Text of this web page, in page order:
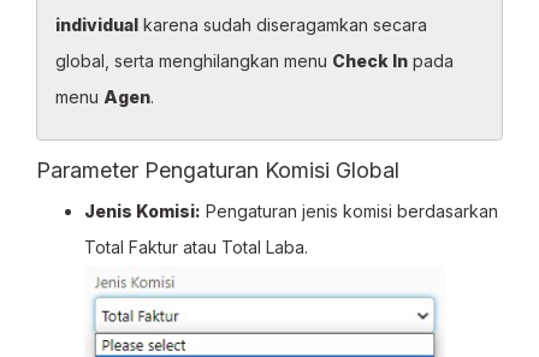
individual karena sudah diseragamkan secara
global, serta menghilangkan menu Check In pada
menu Agen.
Parameter Pengaturan Komisi Global
Jenis Komisi: Pengaturan jenis komisi berdasarkan
Total Faktur atau Total Laba.